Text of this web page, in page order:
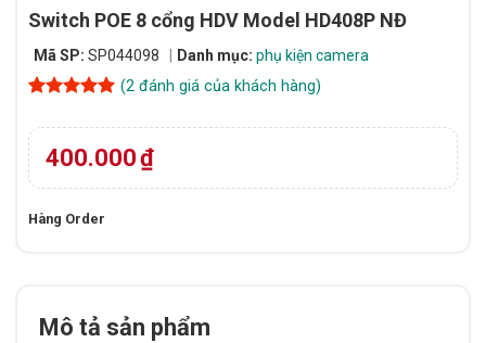
Switch POE 8 cổng HDV Model HD408P NĐ
Mã SP: SP044098 Danh mục: phụ kiện camera
dựa trên
đánh giá
(2 đánh giá của khách hàng)
400.000₫
Hàng Order
Mô tả sản phẩm